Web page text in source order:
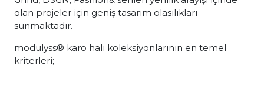
olan projeler için geniş tasarım olasılıkları
sunmaktadır.
modulyss® karo halı koleksiyonlarının en temel
kriterleri;